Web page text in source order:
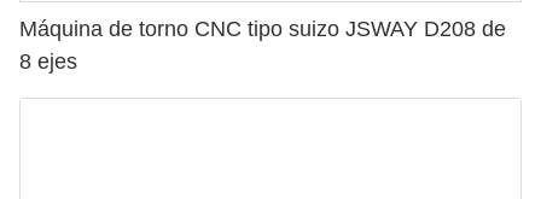
Máquina de torno CNC tipo suizo JSWAY D208 de
8 ejes